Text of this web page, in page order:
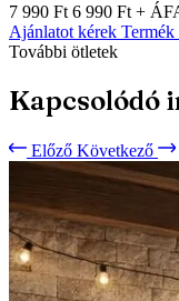
7 990 Ft 6 990 Ft +
Ajánlatot kérek Termék
További ötletek
Kapcsolódó
Előző Következő